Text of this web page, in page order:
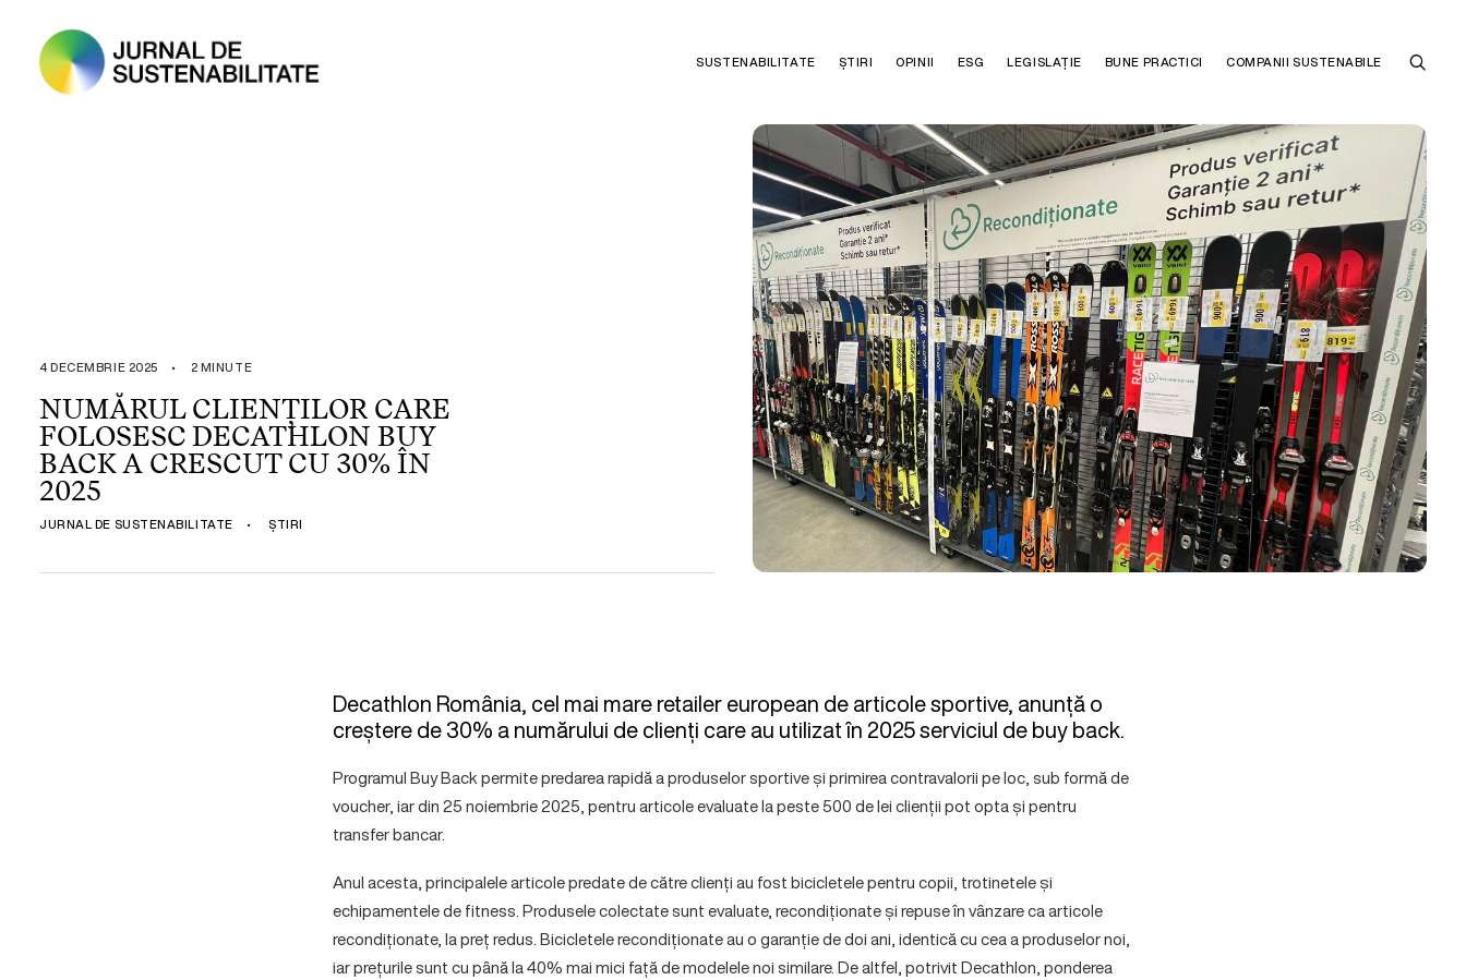
SUSTENABILITATE ȘTIRI OPINII ESG LEGISLAȚIE BUNE PRACTICI COMPANII SUSTENABILE
4 DECEMBRIE 2025 • 2 MINUTE
NUMĂRUL CLIENȚILOR CARE
FOLOSESC DECATHLON BUY
BACK A CRESCUT CU 30% ÎN
2025
JURNAL DE SUSTENABILITATE • ȘTIRI
Decathlon România, cel mai mare retailer european de articole sportive, anunță o
creștere de 30% a numărului de clienți care au utilizat în 2025 serviciul de buy back.
Programul Buy Back permite predarea rapidă a produselor sportive și primirea contravalorii pe loc, sub formă de
voucher, iar din 25 noiembrie 2025, pentru articole evaluate la peste 500 de lei clienții pot opta și pentru
transfer bancar.
Anul acesta, principalele articole predate de către clienți au fost bicicletele pentru copii, trotinetele și
echipamentele de fitness. Produsele colectate sunt evaluate, recondiționate și repuse în vânzare ca articole
recondiționate, la preț redus. Bicicletele recondiționate au o garanție de doi ani, identică cu cea a produselor noi,
iar prețurile sunt cu până la 40% mai mici față de modelele noi similare. De altfel, potrivit Decathlon, ponderea